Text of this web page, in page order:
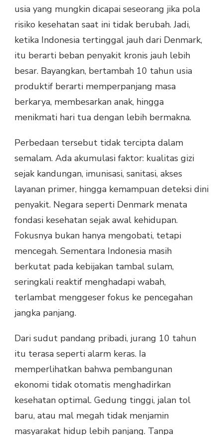
usia yang mungkin dicapai seseorang jika pola
risiko kesehatan saat ini tidak berubah. Jadi,
ketika Indonesia tertinggal jauh dari Denmark,
itu berarti beban penyakit kronis jauh lebih
besar. Bayangkan, bertambah 10 tahun usia
produktif berarti memperpanjang masa
berkarya, membesarkan anak, hingga
menikmati hari tua dengan lebih bermakna.
Perbedaan tersebut tidak tercipta dalam
semalam. Ada akumulasi faktor: kualitas gizi
sejak kandungan, imunisasi, sanitasi, akses
layanan primer, hingga kemampuan deteksi dini
penyakit. Negara seperti Denmark menata
fondasi kesehatan sejak awal kehidupan.
Fokusnya bukan hanya mengobati, tetapi
mencegah. Sementara Indonesia masih
berkutat pada kebijakan tambal sulam,
seringkali reaktif menghadapi wabah,
terlambat menggeser fokus ke pencegahan
jangka panjang.
Dari sudut pandang pribadi, jurang 10 tahun
itu terasa seperti alarm keras. Ia
memperlihatkan bahwa pembangunan
ekonomi tidak otomatis menghadirkan
kesehatan optimal. Gedung tinggi, jalan tol
baru, atau mal megah tidak menjamin
masyarakat hidup lebih panjang. Tanpa